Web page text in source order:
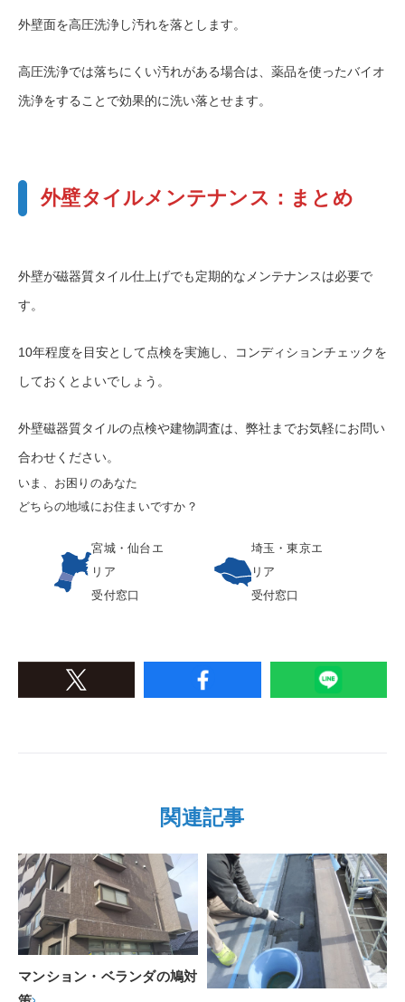
外壁面を高圧洗浄し汚れを落とします。
高圧洗浄では落ちにくい汚れがある場合は、薬品を使ったバイオ
洗浄をすることで効果的に洗い落とせます。
外壁タイルメンテナンス：まとめ
外壁が磁器質タイル仕上げでも定期的なメンテナンスは必要で
す。
10年程度を目安として点検を実施し、コンディションチェックを
しておくとよいでしょう。
外壁磁器質タイルの点検や建物調査は、弊社までお気軽にお問い
合わせください。
いま、お困りのあなた
どちらの地域にお住まいですか？
宮城・仙台エ
リア
受付窓口
埼玉・東京エ
リア
受付窓口
関連記事
マンション・ベランダの鳩対